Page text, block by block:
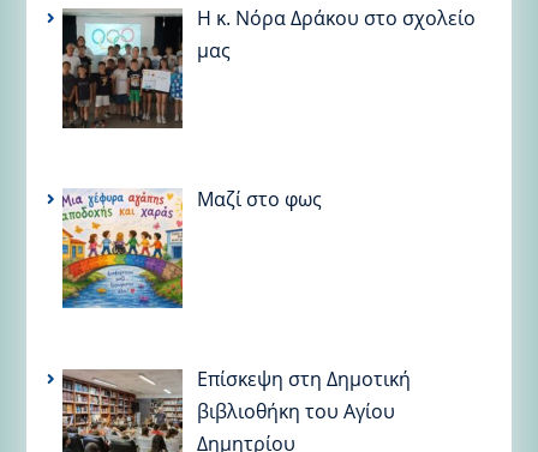
Η κ. Νόρα Δράκου στο σχολείο
μας
Μαζί στο φως
Επίσκεψη στη Δημοτική
βιβλιοθήκη του Αγίου
Δημητρίου